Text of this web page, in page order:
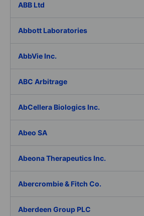
ABB Ltd
Abbott Laboratories
AbbVie Inc.
ABC Arbitrage
AbCellera Biologics Inc.
Abeo SA
Abeona Therapeutics Inc.
Abercrombie & Fitch Co.
Aberdeen Group PLC